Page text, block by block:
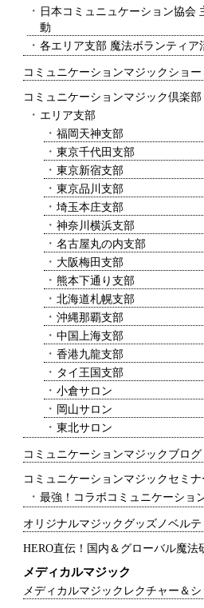
日本コミュニュケーション協会
動
各エリア支部 魔法ボランティア
コミュニケーションマジックショ
コミュニケーションマジック倶楽部
エリア支部
福岡天神支部
東京千代田支部
東京新宿支部
東京品川支部
埼玉本庄支部
神奈川横浜支部
名古屋丸の内支部
大阪梅田支部
熊本下通り支部
北海道札幌支部
沖縄那覇支部
中国上海支部
香港九龍支部
タイ王国支部
小倉サロン
岡山サロン
東北サロン
コミュニケーションマジックブログ
コミュニケーションマジックセミナ
最強！コラボコミュニケーショ
オリジナルマジックグッズノベル
HERO直伝！国内＆グローバル魔法
メディカルマジック
メディカルマジックレクチャー＆シ